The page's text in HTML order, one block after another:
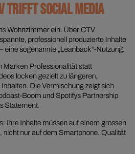
TRIFFT SOCIAL MEDIA
Wohnzimmer ein. Über CTV
professionell produzierte Inhalte
eine sogenannte „Leanback"-Nutzung.
Marken Professionalität statt
locken gezielt zu längeren,
Die Vermischung zeigt sich
Boom und Spotifys Partnership
Statement.
Ihre Inhalte müssen auf einem grossen
nicht nur auf dem Smartphone. Qualität